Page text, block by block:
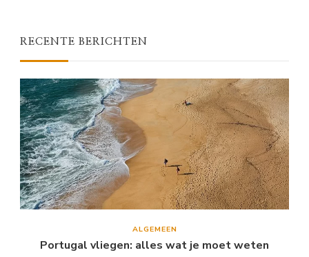
RECENTE BERICHTEN
ALGEMEEN
Portugal vliegen: alles wat je moet weten